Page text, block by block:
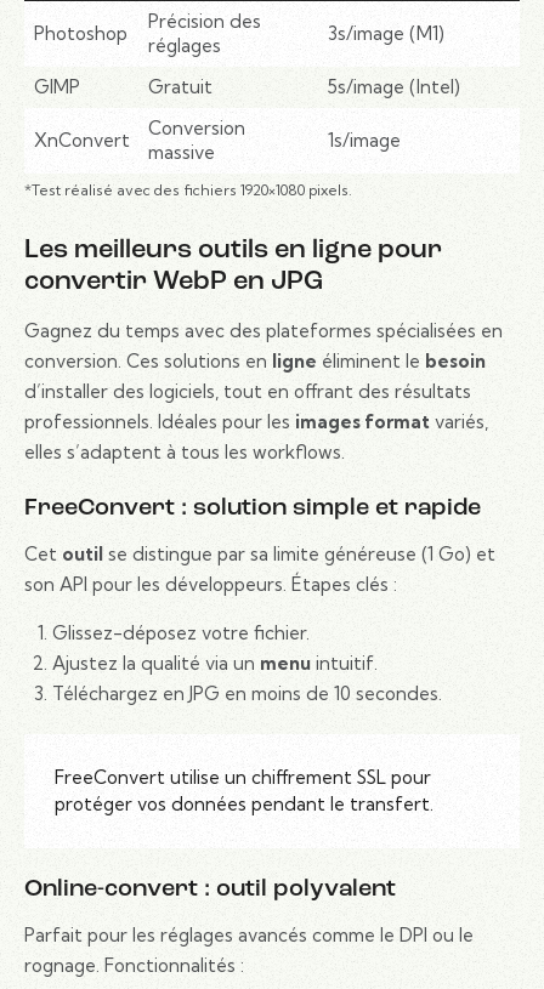
Photoshop
Précision des
réglages
3s/image (M1)
GIMP Gratuit 5s/image (Intel)
XnConvert
Conversion
massive
1s/image
*Test réalisé avec des fichiers 1920×1080 pixels.
Les meilleurs outils en ligne pour
convertir WebP en JPG
Gagnez du temps avec des plateformes spécialisées en
conversion. Ces solutions en ligne éliminent le besoin
d’installer des logiciels, tout en offrant des résultats
professionnels. Idéales pour les images format variés,
elles s’adaptent à tous les workflows.
FreeConvert : solution simple et rapide
Cet outil se distingue par sa limite généreuse (1 Go) et
son API pour les développeurs. Étapes clés :
Glissez-déposez votre fichier.
Ajustez la qualité via un menuintuitif.
Téléchargez en JPG en moins de 10 secondes.
FreeConvert utilise un chiffrement SSL pour
protéger vos données pendant le transfert.
Online-convert : outil polyvalent
Parfait pour les réglages avancés comme le DPI ou le
rognage. Fonctionnalités :